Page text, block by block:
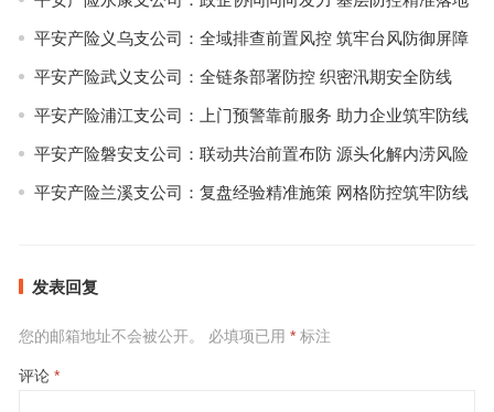
平安产险义乌支公司：全域排查前置风控 筑牢台风防御屏障
平安产险武义支公司：全链条部署防控 织密汛期安全防线
平安产险浦江支公司：上门预警靠前服务 助力企业筑牢防线
平安产险磐安支公司：联动共治前置布防 源头化解内涝风险
平安产险兰溪支公司：复盘经验精准施策 网格防控筑牢防线
发表回复
您的邮箱地址不会被公开。 必填项已用 *标注
评论 *